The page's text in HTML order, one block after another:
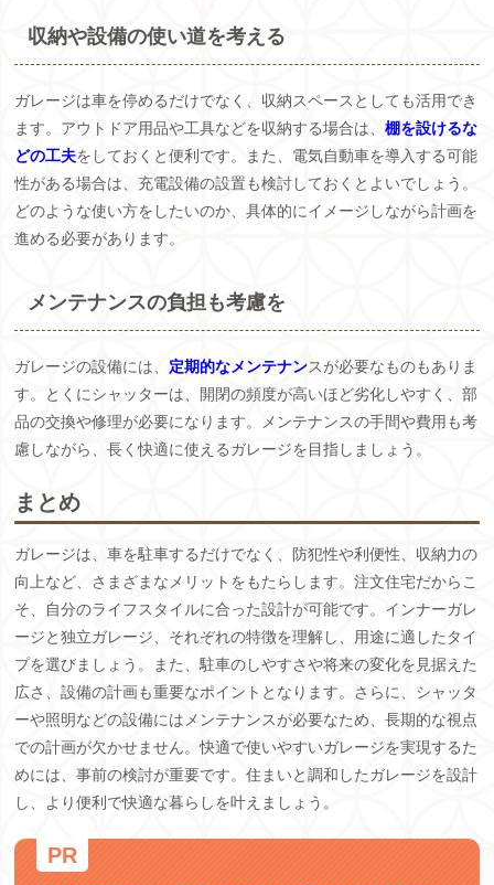
収納や設備の使い道を考える
ガレージは車を停めるだけでなく、収納スペースとしても活用でき
ます。アウトドア用品や工具などを収納する場合は、棚を設けるな
どの工夫をしておくと便利です。また、電気自動車を導入する可能
性がある場合は、充電設備の設置も検討しておくとよいでしょう。
どのような使い方をしたいのか、具体的にイメージしながら計画を
進める必要があります。
メンテナンスの負担も考慮を
ガレージの設備には、 定期的なメンテナンスが必要なものもありま
す。とくにシャッターは、開閉の頻度が高いほど劣化しやすく、部
品の交換や修理が必要になります。メンテナンスの手間や費用も考
慮しながら、長く快適に使えるガレージを目指しましょう。
まとめ
ガレージは、車を駐車するだけでなく、防犯性や利便性、収納力の
向上など、さまざまなメリットをもたらします。注文住宅だからこ
そ、自分のライフスタイルに合った設計が可能です。インナーガレ
ージと独立ガレージ、それぞれの特徴を理解し、用途に適したタイ
プを選びましょう。また、駐車のしやすさや将来の変化を見据えた
広さ、設備の計画も重要なポイントとなります。さらに、シャッタ
ーや照明などの設備にはメンテナンスが必要なため、長期的な視点
での計画が欠かせません。快適で使いやすいガレージを実現するた
めには、事前の検討が重要です。住まいと調和したガレージを設計
し、より便利で快適な暮らしを叶えましょう。